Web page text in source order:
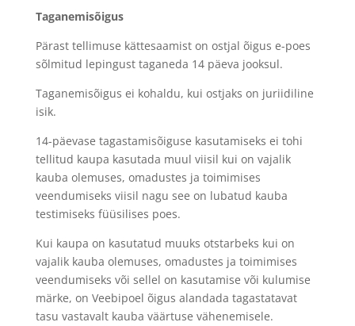
Taganemisõigus
Pärast tellimuse kättesaamist on ostjal õigus e-poes
sõlmitud lepingust taganeda 14 päeva jooksul.
Taganemisõigus ei kohaldu, kui ostjaks on juriidiline
isik.
14-päevase tagastamisõiguse kasutamiseks ei tohi
tellitud kaupa kasutada muul viisil kui on vajalik
kauba olemuses, omadustes ja toimimises
veendumiseks viisil nagu see on lubatud kauba
testimiseks füüsilises poes.
Kui kaupa on kasutatud muuks otstarbeks kui on
vajalik kauba olemuses, omadustes ja toimimises
veendumiseks või sellel on kasutamise või kulumise
märke, on Veebipoel õigus alandada tagastatavat
tasu vastavalt kauba väärtuse vähenemisele.